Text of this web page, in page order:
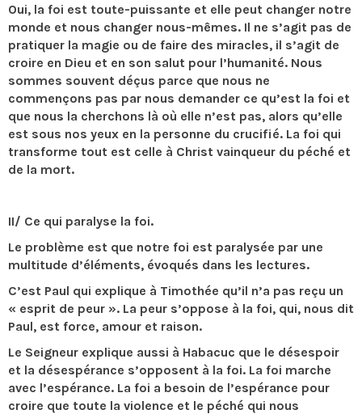
Oui, la foi est toute-puissante et elle peut changer notre
monde et nous changer nous-mêmes. Il ne s’agit pas de
pratiquer la magie ou de faire des miracles, il s’agit de
croire en Dieu et en son salut pour l’humanité. Nous
sommes souvent déçus parce que nous ne
commençons pas par nous demander ce qu’est la foi et
que nous la cherchons là où elle n’est pas, alors qu’elle
est sous nos yeux en la personne du crucifié. La foi qui
transforme tout est celle à Christ vainqueur du péché et
de la mort.
II/ Ce qui paralyse la foi.
Le problème est que notre foi est paralysée par une
multitude d’éléments, évoqués dans les lectures.
C’est Paul qui explique à Timothée qu’il n’a pas reçu un
« esprit de peur ». La peur s’oppose à la foi, qui, nous dit
Paul, est force, amour et raison.
Le Seigneur explique aussi à Habacuc que le désespoir
et la désespérance s’opposent à la foi. La foi marche
avec l’espérance. La foi a besoin de l’espérance pour
croire que toute la violence et le péché qui nous